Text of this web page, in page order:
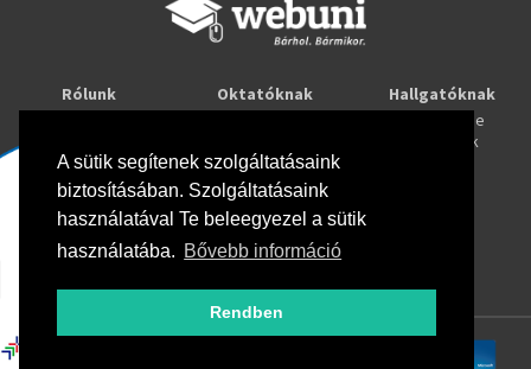
A sütik segítenek szolgáltatásaink
biztosításában. Szolgáltatásaink
használatával Te beleegyezel a sütik
használatába. Bővebb információ
Rendben
Rólunk
Oktatóknak
Webuni Stúdió
Hallgatóknak
Tanulj online
Képzések
Info
Adatkezelési tájékoztató
ÁSZF
Hirlevél adatkezelési tájékoztató
GYIK